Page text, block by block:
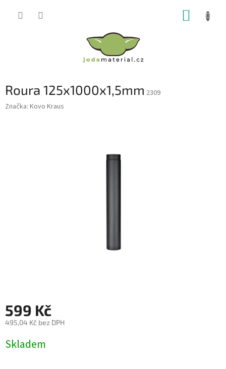
Roura 125x1000x1,5mm 2309
Značka: Kovo Kraus
599 Kč
495,04 Kč bez DPH
cena:
Skladem